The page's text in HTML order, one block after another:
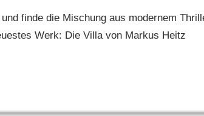
finde die Mischung aus modernem
Werk: Die Villa von Markus Heitz